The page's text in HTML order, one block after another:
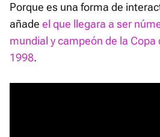
Porque es una forma de
añade el que llegara a ser
mundial y campeón de la
1998.